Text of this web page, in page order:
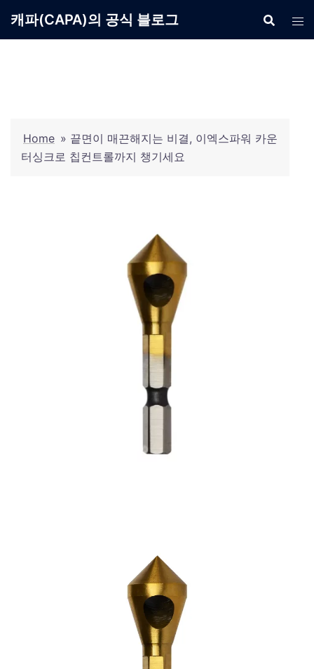
캐파(CAPA)의 공식 블로그
Home » 끝면이 매끈해지는 비결, 이엑스파워 카운
터싱크로 칩컨트롤까지 챙기세요